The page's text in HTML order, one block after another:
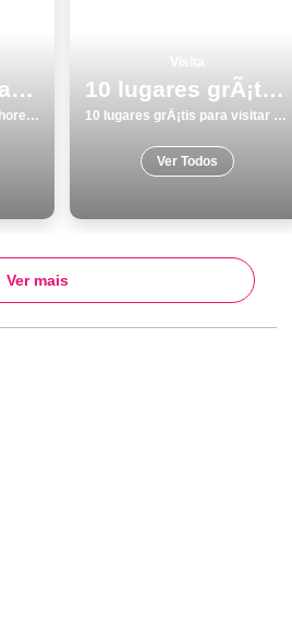
Visitar Albufeira os 25 melhores lugares para conhecer
Visitar Albufeira os 25 melhores lugares para conhecer
10 lugares grÃ¡tis para visitar em Vila do Conde
10 lugares grÃ¡tis para visitar em Vila do Conde
Ver Todos
Ver mais